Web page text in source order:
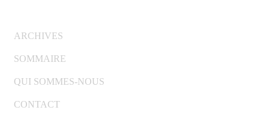
ARCHIVES
SOMMAIRE
QUI SOMMES-NOUS
CONTACT